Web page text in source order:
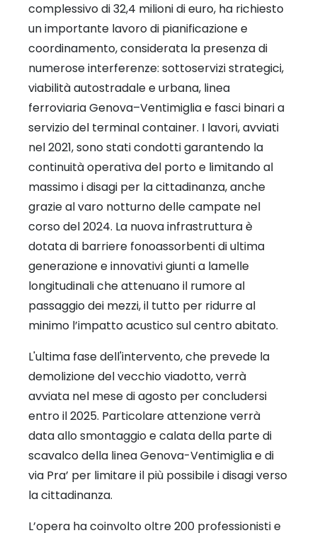
complessivo di 32,4 milioni di euro, ha richiesto
un importante lavoro di pianificazione e
coordinamento, considerata la presenza di
numerose interferenze: sottoservizi strategici,
viabilità autostradale e urbana, linea
ferroviaria Genova–Ventimiglia e fasci binari a
servizio del terminal container. I lavori, avviati
nel 2021, sono stati condotti garantendo la
continuità operativa del porto e limitando al
massimo i disagi per la cittadinanza, anche
grazie al varo notturno delle campate nel
corso del 2024. La nuova infrastruttura è
dotata di barriere fonoassorbenti di ultima
generazione e innovativi giunti a lamelle
longitudinali che attenuano il rumore al
passaggio dei mezzi, il tutto per ridurre al
minimo l’impatto acustico sul centro abitato.
L'ultima fase dell'intervento, che prevede la
demolizione del vecchio viadotto, verrà
avviata nel mese di agosto per concludersi
entro il 2025. Particolare attenzione verrà
data allo smontaggio e calata della parte di
scavalco della linea Genova-Ventimiglia e di
via Pra’ per limitare il più possibile i disagi verso
la cittadinanza.
L’opera ha coinvolto oltre 200 professionisti e